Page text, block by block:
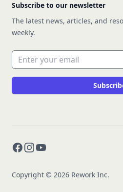
Subscribe to our newsletter
The latest news, articles, and
weekly.
Email address
Facebook
Instagram
YouTube
Copyright © 2026 Rework Inc.